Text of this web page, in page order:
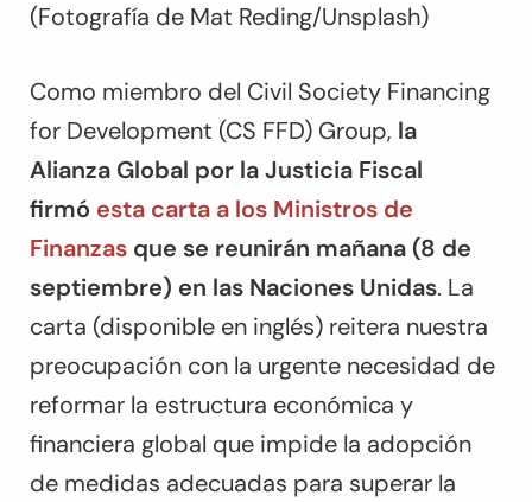
(Fotografía de Mat Reding/Unsplash)
Como miembro del Civil Society Financing
for Development (CS FFD) Group, la
Alianza Global por la Justicia Fiscal
firmó esta carta a los Ministros de
Finanzas que se reunirán mañana (8 de
septiembre) en las Naciones Unidas. La
carta (disponible en inglés) reitera nuestra
preocupación con la urgente necesidad de
reformar la estructura económica y
financiera global que impide la adopción
de medidas adecuadas para superar la